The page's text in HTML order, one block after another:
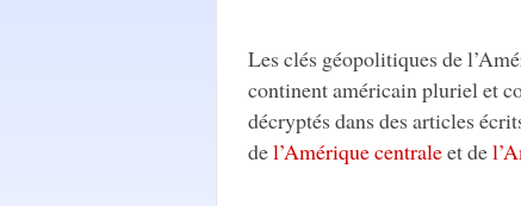
Les clés géopolitiques de
continent américain pluriel et
décryptés dans des articles
del’Amérique centraleet de